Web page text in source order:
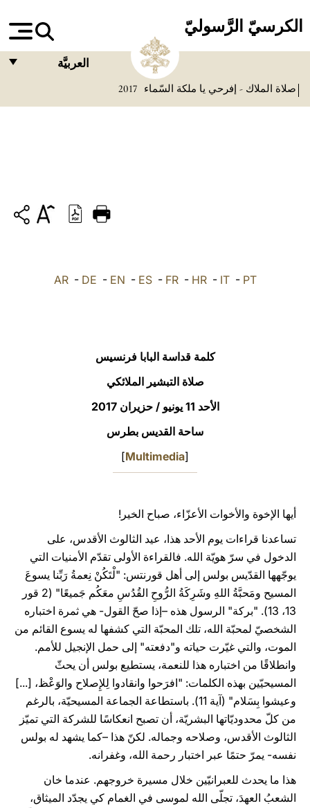
الكرسيّ الرَّسوليّ
العربيَّة
DEUTSCH
العربيّة
صلاة الملاك - إفرحي يا ملكة السّماء 2017
AR- DE - EN - ES- FR- HR- IT- PT
كلمة قداسة البابا فرنسيس
صلاة التبشير الملائكي
الأحد 11 يونيو / حزيران 2017
ساحة القديس بطرس
[
Multimedia
]
أيها الإخوة والأخوات الأعزّاء، صباح الخير!
تساعدنا قراءات يوم الأحد هذا، عيد الثالوث الأقدس، على
الدخول في سرّ هويّة الله. فالقراءة الأولى تقدّم الأمنيات التي
يوجّهها القدّيس بولس إلى أهل قورنتس: "لْتَكُنْ نِعمةُ رَبِّنا يسوعَ
المسيح ومَحبَّةُ اللهِ وشَرِكَةُ الرُّوحِ القُدُسِ معَكُم جَميعًا" (2 قور
13، 13). "بركة" الرسول هذه –إذا صحّ القول- هي ثمرة اختباره
الشخصيّ لمحبّة الله، تلك المحبّة التي كشفها له يسوع القائم من
الموت، والتي غيّرت حياته و"دفعته" إلى حمل الإنجيل للأمم.
وانطلاقًا من اختباره هذا للنعمة، يستطيع بولس أن يحثّ
المسيحيّين بهذه الكلمات: "افرَحوا وانقادوا لِلإِصلاح والوَعْظ، [...]
وعيشوا بِسَلام" (آية 11). باستطاعة الجماعة المسيحيّة، بالرغم
من كلّ محدوديّاتها البشريّة، أن تصبح انعكاسًا للشركة التي تميّز
الثالوث الأقدس، وصلاحه وجماله. لكنّ هذا –كما يشهد له بولس
نفسه- يمرّ حتمًا عبر اختبار رحمة الله، وغفرانه.
هذا ما يحدث للعبرانيّين خلال مسيرة خروجهم. عندما خان
الشعبُ العهدَ، تجلّى الله لموسى في الغمام كي يجدّد الميثاق،